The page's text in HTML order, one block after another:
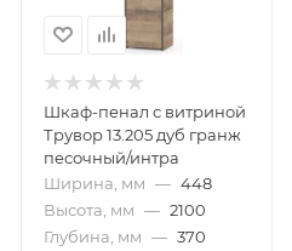
Шкаф-пенал с витриной
Трувор 13.205 дуб гранж
песочный/интра
Ширина, мм — 448
Высота, мм — 2100
Глубина, мм — 370